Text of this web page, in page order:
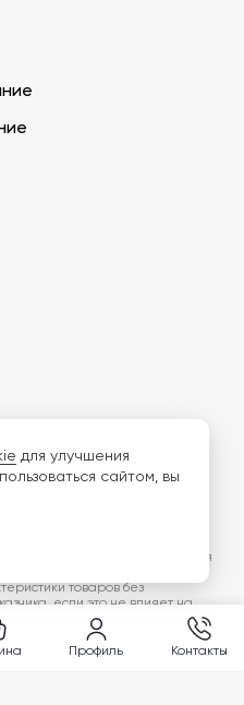
ОГРН 1216600030250 КПП
офертой. Изображения
Поставщик оставляет за
товаров без
если это не влияет на
используем cookie, чтобы делать
справилами
конфиденциальности.
Профиль Контакты
для улучшения
сайтом, вы